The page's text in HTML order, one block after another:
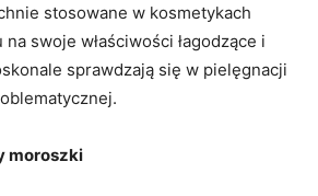
stosowane w ​kosmetykach
swoje właściwości łagodzące ⁤i‌
sprawdzają się w pielęgnacji
moroszki